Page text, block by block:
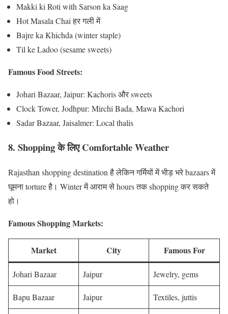
Makki ki Roti with Sarson ka Saag
Hot Masala Chai हर गली में
Bajre ka Khichda (winter staple)
Til ke Ladoo (sesame sweets)
Famous Food Streets:
Johari Bazaar, Jaipur: Kachoris और sweets
Clock Tower, Jodhpur: Mirchi Bada, Mawa Kachori
Sadar Bazaar, Jaisalmer: Local thalis
8. Shopping के लिए Comfortable Weather
Rajasthan shopping destination है लेकिन गर्मियों में भीड़ भरे bazaars में
घूमना torture है। Winter में आराम से hours तक shopping कर सकते
हो।
Famous Shopping Markets:
Market City Famous For
Johari Bazaar Jaipur Jewelry, gems
Bapu Bazaar Jaipur Textiles, juttis